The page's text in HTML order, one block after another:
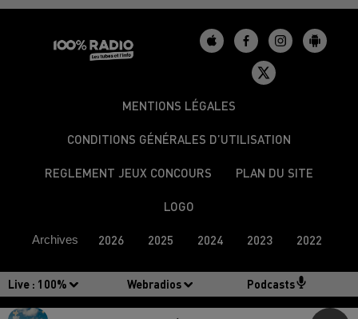
Live : 100% Webradios Podcasts
MENTIONS LÉGALES
CONDITIONS GÉNÉRALES D’UTILISATION
REGLEMENT JEUX CONCOURS PLAN DU SITE
LOGO
Archives 2026 2025 2024 2023 2022